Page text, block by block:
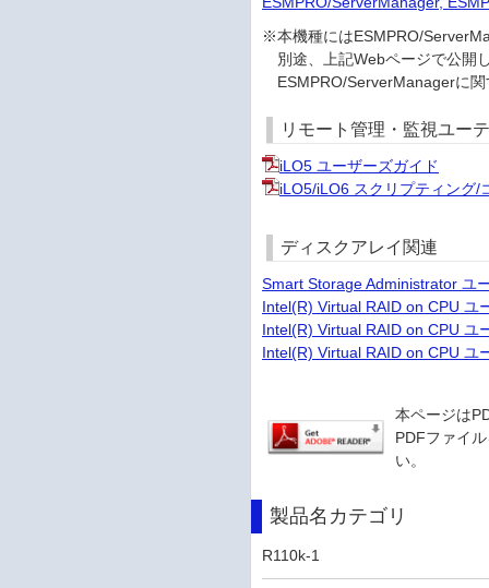
※本機種にはESMPRO/
別途、上記Webページで公開
ESMPRO/ServerManagerに関
リモート管理・監視ユー
iLO5 ユーザーズガイド
iLO5/iLO6 スクリプティング/
ディスクアレイ関連
Smart Storage Administrator ユ
Intel(R) Virtual RAID on CPU ユ
Intel(R) Virtual RAID on CPU ユ
Intel(R) Virtual RAID on CPU ユ
本ページは
PDFファイ
い。
製品名カテゴリ
R110k-1